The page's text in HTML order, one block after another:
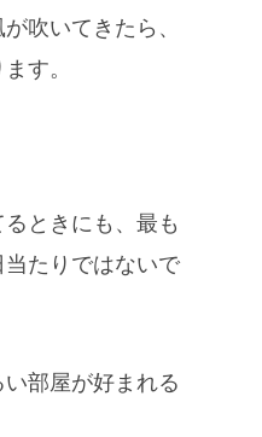
吹いてきたら、
す。
ときにも、最も
たりではないで
部屋が好まれる